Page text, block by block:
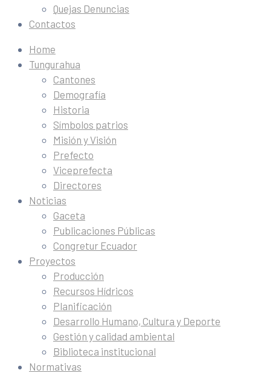
Quejas Denuncias
Contactos
Home
Tungurahua
Cantones
Demografía
Historia
Símbolos patrios
Misión y Visión
Prefecto
Viceprefecta
Directores
Noticias
Gaceta
Publicaciones Públicas
Congretur Ecuador
Proyectos
Producción
Recursos Hídricos
Planificación
Desarrollo Humano, Cultura y Deporte
Gestión y calidad ambiental
Biblioteca institucional
Normativas